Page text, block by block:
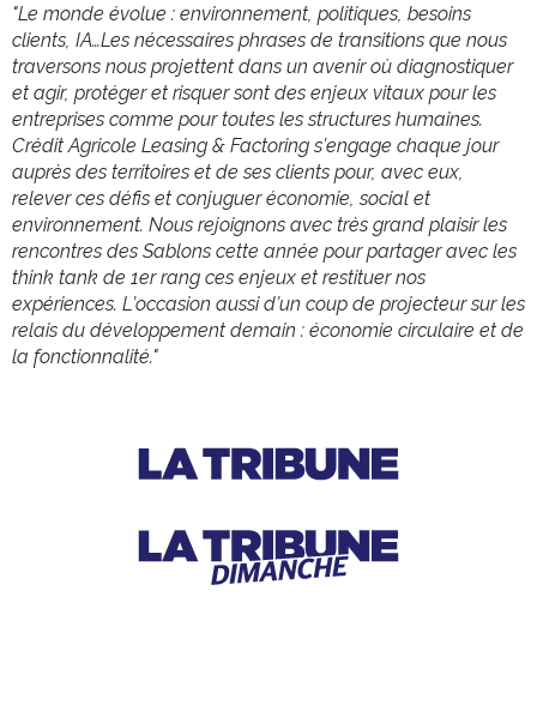
"Le monde évolue : environnement, politiques, besoins
clients, IA…Les nécessaires phrases de transitions que nous
traversons nous projettent dans un avenir où diagnostiquer
et agir, protéger et risquer sont des enjeux vitaux pour les
entreprises comme pour toutes les structures humaines.
Crédit Agricole Leasing & Factoring s’engage chaque jour
auprès des territoires et de ses clients pour, avec eux,
relever ces défis et conjuguer économie, social et
environnement. Nous rejoignons avec très grand plaisir les
rencontres des Sablons cette année pour partager avec les
think tank de 1er rang ces enjeux et restituer nos
expériences. L’occasion aussi d’un coup de projecteur sur les
relais du développement demain : économie circulaire et de
la fonctionnalité."